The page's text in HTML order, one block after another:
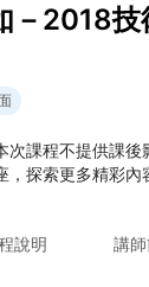
－2018技
次課程不提供課後
探索更多精彩內
說明 講